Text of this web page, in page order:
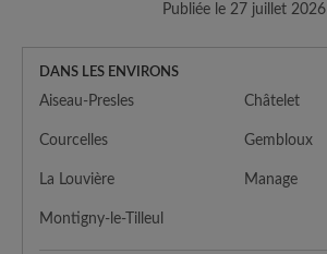
Publiée le 27 juillet 2026
DANS LES ENVIRONS
Aiseau-Presles Châtelet
Courcelles Gembloux
La Louvière Manage
Montigny-le-Tilleul